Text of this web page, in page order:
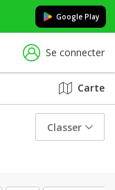
Google Play
Se connecter
Carte
Classer